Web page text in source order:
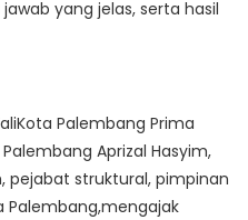
yang jelas, serta hasil
Palembang Prima
Aprizal Hasyim,
pejabat struktural, pimpinan
Palembang,mengajak